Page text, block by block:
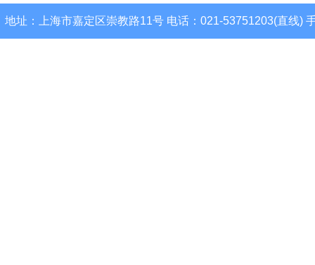
地址：上海市嘉定区崇教路11号 电话：021-53751203(直线)